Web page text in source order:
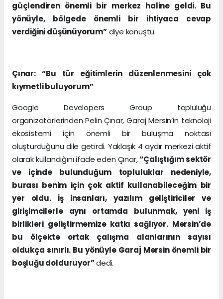
güçlendiren önemli bir merkez haline geldi. Bu
yönüyle, bölgede önemli bir ihtiyaca cevap
verdiğini düşünüyorum”diye konuştu.
Çınar: “Bu tür eğitimlerin düzenlenmesini çok
kıymetli buluyorum”
Google Developers Group topluluğu
organizatörlerinden Pelin Çınar, Garaj Mersin’in teknoloji
ekosistemi için önemli bir buluşma noktası
oluşturduğunu dile getirdi. Yaklaşık 4 aydır merkezi aktif
olarak kullandığını ifade eden Çınar,“Çalıştığım sektör
ve içinde bulunduğum topluluklar nedeniyle,
burası benim için çok aktif kullanabileceğim bir
yer oldu. İş insanları, yazılım geliştiriciler ve
girişimcilerle aynı ortamda bulunmak, yeni iş
birlikleri geliştirmemize katkı sağlıyor. Mersin’de
bu ölçekte ortak çalışma alanlarının sayısı
oldukça sınırlı. Bu yönüyle Garaj Mersin önemli bir
boşluğu dolduruyor”dedi.